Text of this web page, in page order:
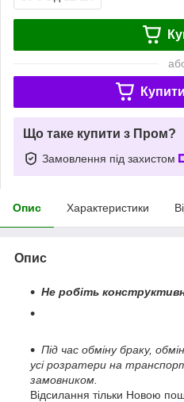
Що таке купити з Пром?
Замовлення під захистом
Опис Характеристики
Опис
Не робіть
Під час обміну браку,
усі розратери на
замовником.
Відсилання тільки Новою